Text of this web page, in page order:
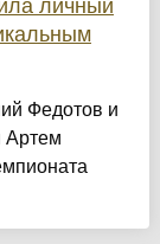
личный
Федотов и
Артем